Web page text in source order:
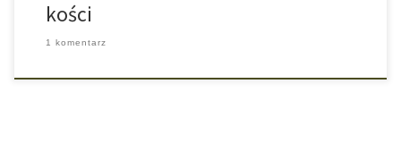
kości
1 komentarz